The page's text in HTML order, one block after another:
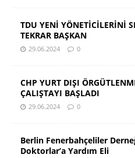
TDU YENİ YÖNETİCİLERİNİ
TEKRAR BAŞKAN
29.06.2024 0
CHP YURT DIŞI
ÇALIŞTAYI BAŞLADI
29.06.2024 0
Berlin Fenerbahçeliler
Doktorlar’a Yardım Eli